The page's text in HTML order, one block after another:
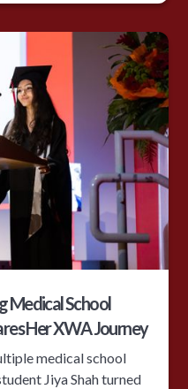
Medical School
Her XWA Journey
medical school
Jiya Shah turned